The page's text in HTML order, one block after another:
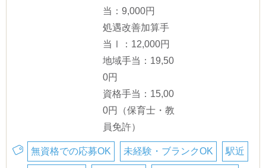
当：9,000円
処遇改善加算手
当Ⅰ：12,000円
地域手当：19,50
0円
資格手当：15,00
0円（保育士・教
員免許）
無資格での応募OK 未経験・ブランクOK 駅近